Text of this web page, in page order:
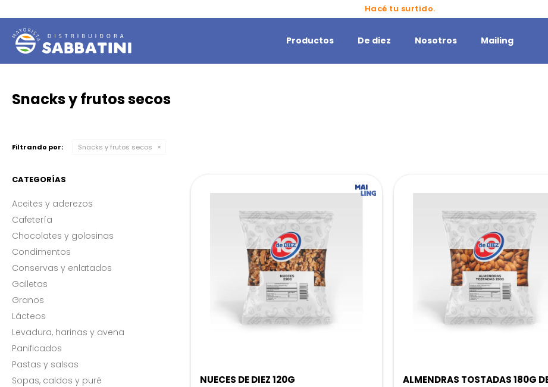
Hacé tu surtido.
Ahorra en grande en tus marcas favoritas.
Productos De diez Nosotros Mailing
Snacks y frutos secos
Filtrando por: Snacks y frutos secos
NUECES DE DIEZ 120G ALMENDRAS TOSTADAS 180G
CATEGORÍAS
Aceites y aderezos
Cafetería
Chocolates y golosinas
Condimentos
Conservas y enlatados
Galletas
Granos
Lácteos
Levadura, harinas y avena
Panificados
Pastas y salsas
Sopas, caldos y puré